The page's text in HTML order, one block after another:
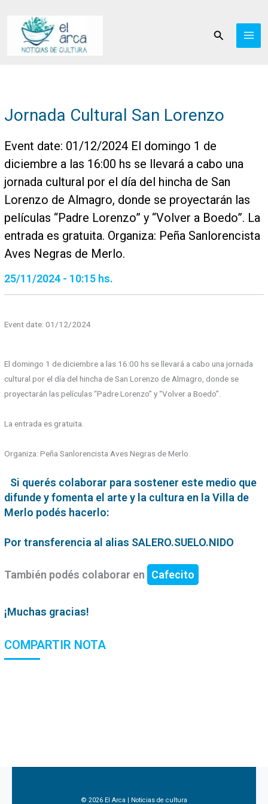
contenido
Buscar
Jornada Cultural San Lorenzo
Event date: 01/12/2024 El domingo 1 de
diciembre a las 16:00 hs se llevará a cabo una
jornada cultural por el día del hincha de San
Lorenzo de Almagro, donde se proyectarán las
películas “Padre Lorenzo” y “Volver a Boedo”. La
entrada es gratuita. Organiza: Peña Sanlorencista
Aves Negras de Merlo.
25/11/2024 - 10:15 hs.
Event date: 01/12/2024
El domingo 1 de diciembre a las 16:00 hs se llevará a cabo una jornada
cultural por el día del hincha de San Lorenzo de Almagro, donde se
proyectarán las películas “Padre Lorenzo” y “Volver a Boedo”.
La entrada es gratuita.
Organiza: Peña Sanlorencista Aves Negras de Merlo.
Si querés colaborar para sostener este medio que
difunde y fomenta el arte y la cultura en la Villa de
Merlo podés hacerlo:
Por transferencia al alias SALERO.SUELO.NIDO
También podés colaborar en Cafecito
¡Muchas gracias!
COMPARTIR NOTA
© 2026 El Arca | Noticias de cultura